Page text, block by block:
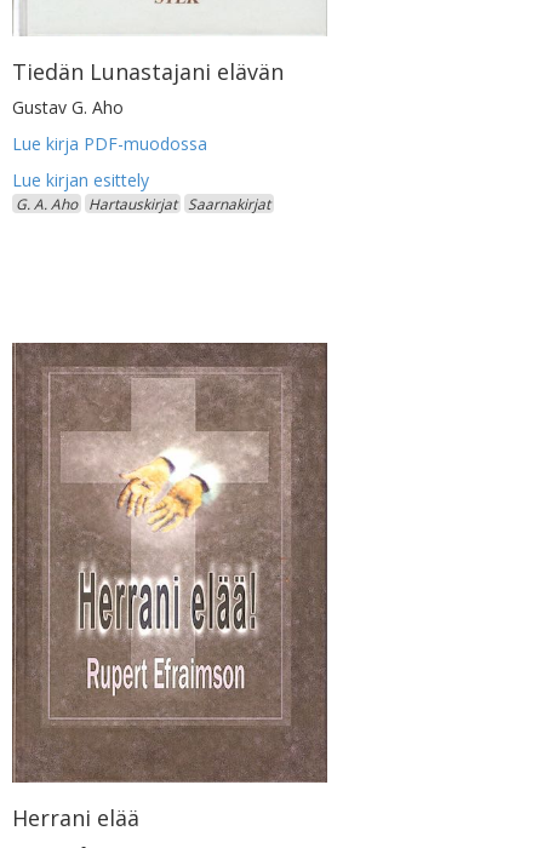
Tiedän Lunastajani elävän
Gustav G. Aho
Lue kirja PDF-muodossa
G. A. Aho Hartauskirjat Saarnakirjat
Herrani elää